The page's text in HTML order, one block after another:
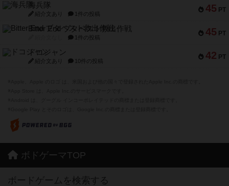
45 PT
海兵隊
紹介文あり 1件の投稿
45 PT
Bitter End ブタペスト救出作戦
1件の投稿
42 PT
ドコジャン
紹介文あり 10件の投稿
ボドゲーマTOP
ボードゲームを検索する